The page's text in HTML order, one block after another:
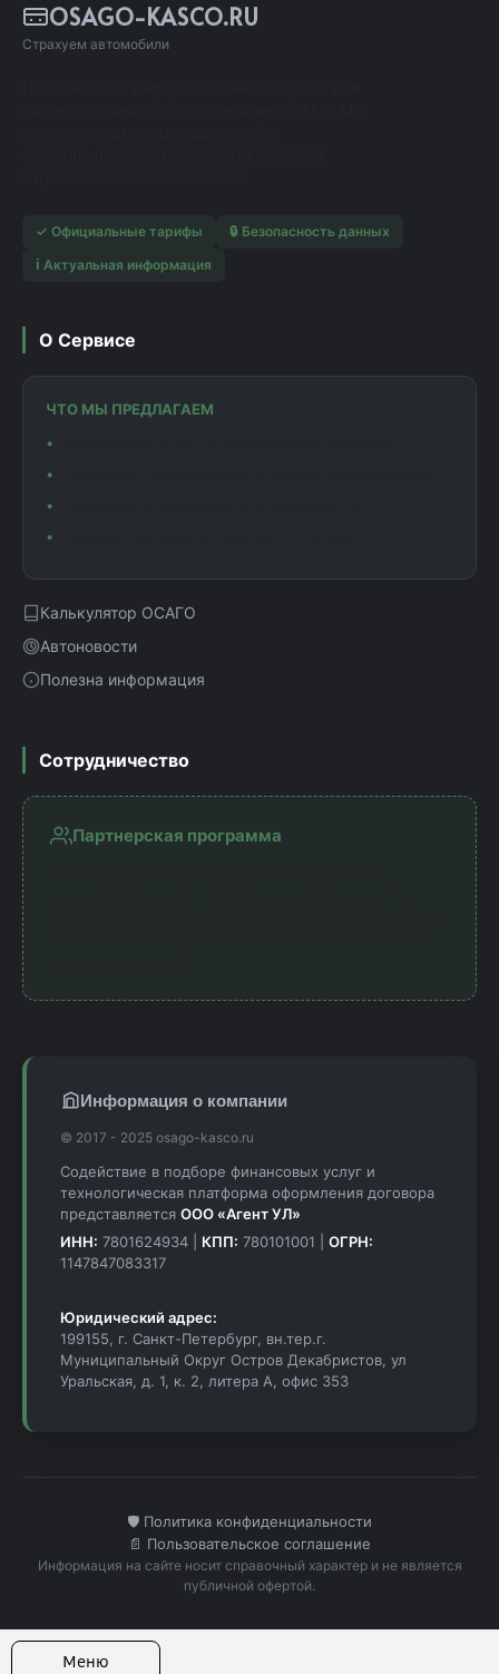
OSAGO-KASCO.RU
Страхуем автомобили
✓ Официальные тарифы
🔒 Безопасность данных
ℹ️ Актуальная информация
О Сервисе
ЧТО МЫ ПРЕДЛАГАЕМ
Калькулятор ОСАГО
Автоновости
Полезна информация
Сотрудничество
Партнерская программа
Информация о компании
© 2017 - 2025 osago-kasco.ru
Содействие в подборе финансовых услуг и
технологическая платформа оформления договора
представляется ООО «Агент УЛ»
ИНН: 7801624934 | КПП: 780101001 | ОГРН:
1147847083317
Юридический адрес:
199155, г. Санкт-Петербург, вн.тер.г.
Муниципальный Округ Остров Декабристов, ул
Уральская, д. 1, к. 2, литера А, офис 353
🛡️ Политика конфиденциальности
📄 Пользовательское соглашение
Информация на сайте носит справочный характер и не является
публичной офертой.
Меню